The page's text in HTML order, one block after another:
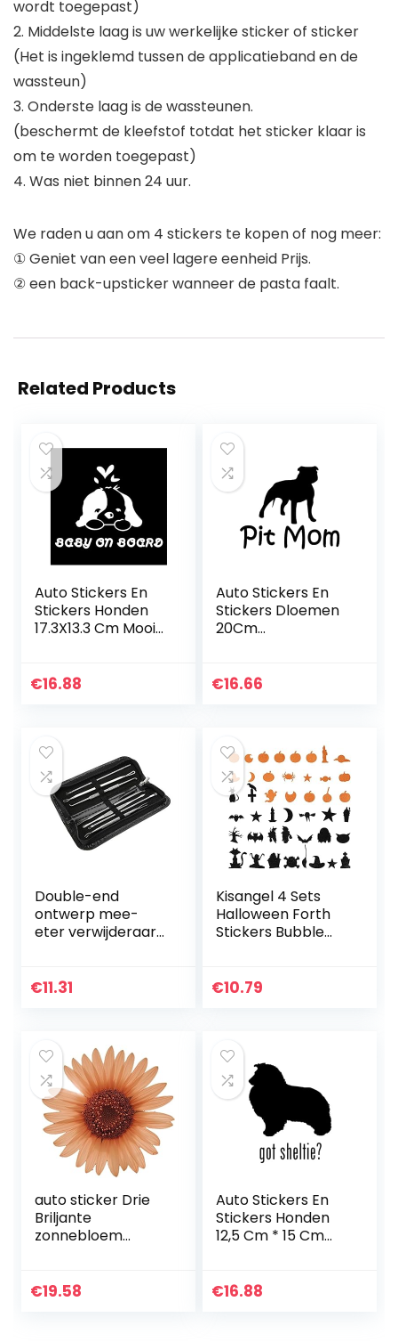
wordt toegepast)
2. Middelste laag is uw werkelijke sticker of sticker
(Het is ingeklemd tussen de applicatieband en de
wassteun)
3. Onderste laag is de wassteunen.
(beschermt de kleefstof totdat het sticker klaar is
om te worden toegepast)
4. Was niet binnen 24 uur.
We raden u aan om 4 stickers te kopen of nog meer:
① Geniet van een veel lagere eenheid Prijs.
② een back-upsticker wanneer de pasta faalt.
Related Products
Auto Stickers En
Stickers Honden
17.3X13.3 Cm Mooie
Sticker Creatieve
€16.88
Auto Stickers En
Stickers Dloemen
20Cm
Hond Dier Auto
€16.66
Double-end
ontwerp mee-
eter verwijderaar
draagbare mee-
€11.31
Kisangel 4 Sets
Halloween Forth
Stickers Bubble
willekeurige kleur )
€10.79
auto sticker Drie
Briljante
zonnebloem
bloem sticker op
€19.58
Auto Stickers En
Stickers Honden
12,5 Cm * 15 Cm
Herinnering Vinyl
€16.88